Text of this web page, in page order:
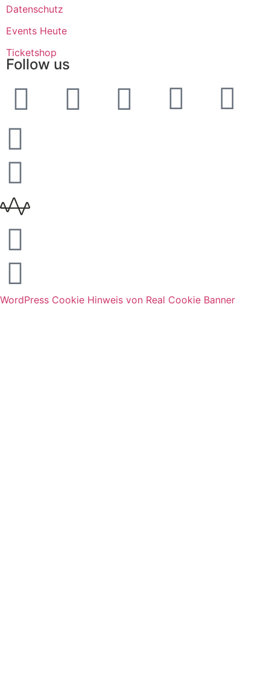
Datenschutz
Events Heute
Ticketshop
Follow us
WordPress Cookie Hinweis von Real Cookie Banner